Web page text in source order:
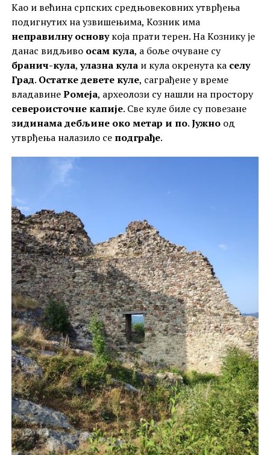
Као и већина српских средњовековних утврђења
подигнутих на узвишењима, Козник има
неправилну основукоја прати терен. На Кознику је
данас видљиво осам кула, а боље очуване су
бранич-кула,улазна кулаи кула окренута ка селу
Град. Остатке девете куле, саграђене у време
владавинеРомеја, археолози су нашли на простору
североисточне капије. Све куле биле су повезане
зидинама дебљине око метар и по.Јужноод
утврђења налазило се подграђе.